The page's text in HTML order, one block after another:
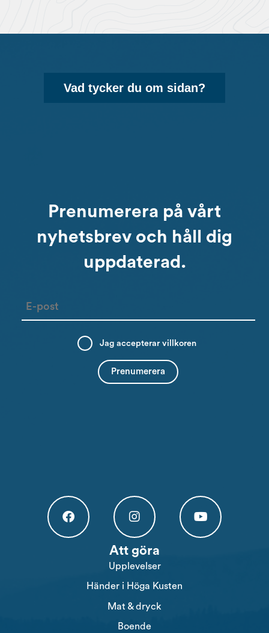
Vad tycker du om sidan?
Prenumerera på vårt
nyhetsbrev och håll dig
uppdaterad.
Jag accepterarvillkoren
Högakusten Facebook (opens in a new tab)
Högakusten Instagram (opens in a
Att göra
Upplevelser
Händer i Höga Kusten
Mat & dryck
Boende